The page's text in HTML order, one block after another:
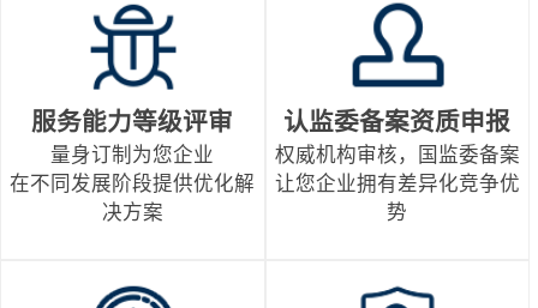
服务能力等级评审
量身订制为您企业
在不同发展阶段提供优化解
决方案
认监委备案资质申报
权威机构审核，国监委备案
让您企业拥有差异化竞争优
势